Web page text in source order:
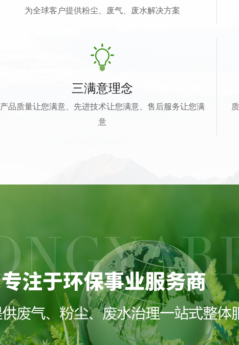
为全球客户提供粉尘、废气、废水解决方案
三满意理念
产品质量让您满意、先进技术让您满意、售后服务让您满
意